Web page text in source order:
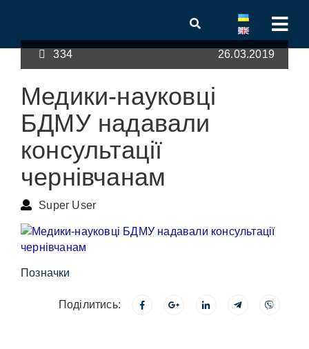
334 26.03.2019
Медики-науковці
БДМУ надавали
консультації
чернівчанам
Super User
Позначки
Поділитись: